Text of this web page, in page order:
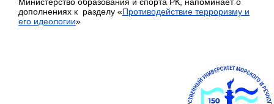
Министерство образования и спорта РК, напоминает о
дополнениях к разделу «Противодействие терроризму и
его идеологии»